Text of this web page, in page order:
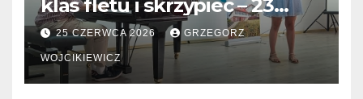
klas fletu i skrzypiec – 23
06.2026
25 CZERWCA 2026 GRZEGORZ
WOJCIKIEWICZ